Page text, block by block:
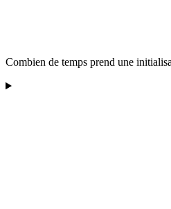
Combien de temps prend une